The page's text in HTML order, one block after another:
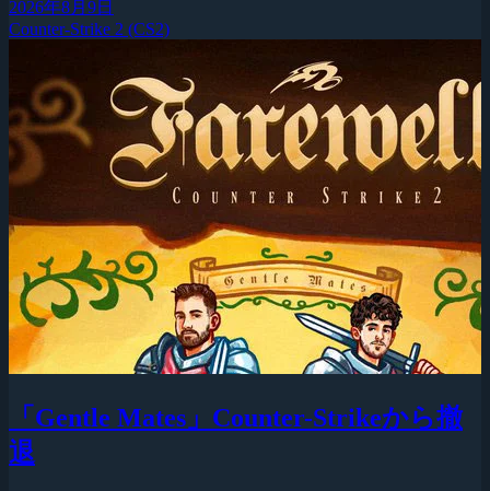
2026年8月9日
Counter-Strike 2 (CS2)
「Gentle Mates」Counter-Strikeから撤
退